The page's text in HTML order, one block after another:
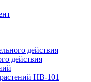
действия
действия
HB-101